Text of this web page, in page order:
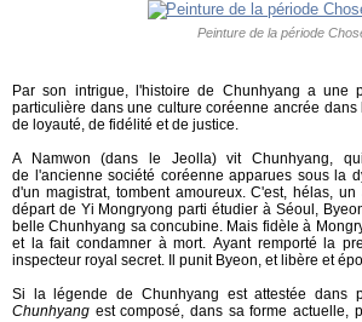
Peinture de la période
Par son intrigue, l'histoire de Chunhyang a une
particulière dans une culture coréenne ancrée
de loyauté, de fidélité et de justice.
A Namwon (dans le Jeolla) vit Chunhyang,
de l'ancienne société coréenne apparues sous la
d'un magistrat, tombent amoureux. C'est, hélas,
départ de Yi Mongryong parti étudier à Séoul,
belle Chunhyang sa concubine. Mais fidèle à
et la fait condamner à mort. Ayant remporté la
inspecteur royal secret. Il punit Byeon, et libère et
Si la légende de Chunhyang est attestée dans
Chunhyang est composé, dans sa forme